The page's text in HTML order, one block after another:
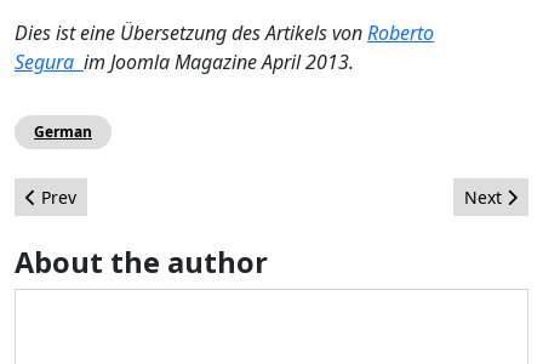
Dies ist eine Übersetzung des Artikels vonRoberto
Segura im Joomla Magazine April 2013.
German
Previous article: Head in the Tag Clouds
Prev Next
Next
About the author